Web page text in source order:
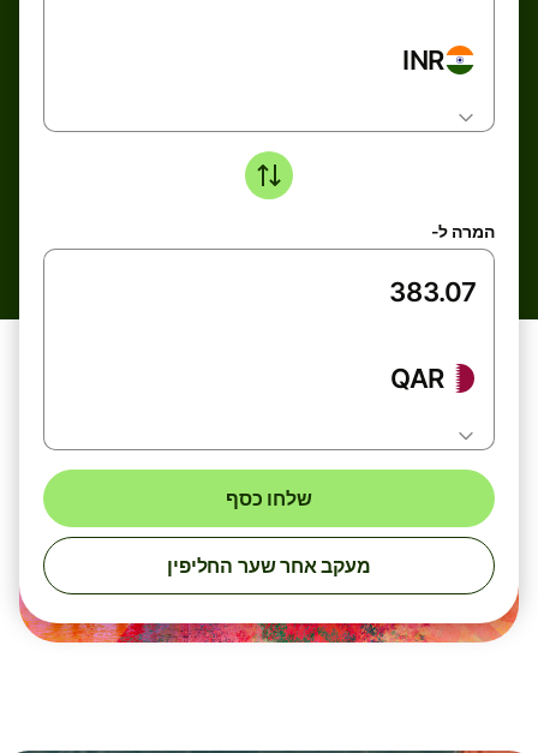
INR
המרה ל-
QAR
שלחו כסף
מעקב אחר שער החליפין